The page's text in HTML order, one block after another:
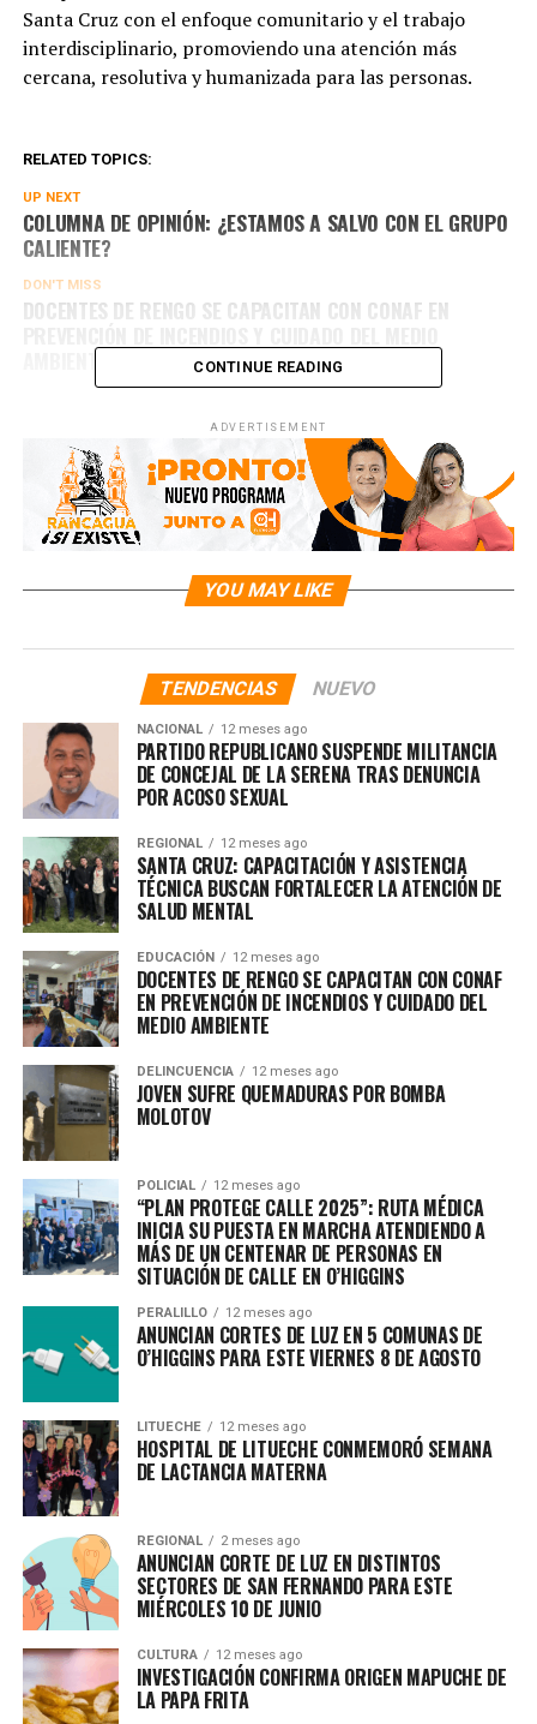
Santa Cruz con el enfoque comunitario y el trabajo
interdisciplinario, promoviendo una atención más
cercana, resolutiva y humanizada para las personas.
RELATED TOPICS:
UP NEXT
COLUMNA DE OPINIÓN: ¿ESTAMOS A SALVO CON EL GRUPO
CALIENTE?
DON'T MISS
DOCENTES DE RENGO SE CAPACITAN CON CONAF EN
AMBIENTE
CONTINUE READING
ADVERTISEMENT
YOU MAY LIKE
TENDENCIAS NUEVO
NACIONAL 12 meses ago
PARTIDO REPUBLICANO SUSPENDE MILITANCIA
DE CONCEJAL DE LA SERENA TRAS DENUNCIA
POR ACOSO SEXUAL
REGIONAL 12 meses ago
SANTA CRUZ: CAPACITACIÓN Y ASISTENCIA
TÉCNICA BUSCAN FORTALECER LA ATENCIÓN DE
SALUD MENTAL
EDUCACIÓN 12 meses ago
DOCENTES DE RENGO SE CAPACITAN CON CONAF
EN PREVENCIÓN DE INCENDIOS Y CUIDADO DEL
MEDIO AMBIENTE
DELINCUENCIA 12 meses ago
JOVEN SUFRE QUEMADURAS POR BOMBA
MOLOTOV
POLICIAL 12 meses ago
“PLAN PROTEGE CALLE 2025”: RUTA MÉDICA
INICIA SU PUESTA EN MARCHA ATENDIENDO A
MÁS DE UN CENTENAR DE PERSONAS EN
SITUACIÓN DE CALLE EN O’HIGGINS
PERALILLO 12 meses ago
ANUNCIAN CORTES DE LUZ EN 5 COMUNAS DE
O’HIGGINS PARA ESTE VIERNES 8 DE AGOSTO
LITUECHE 12 meses ago
HOSPITAL DE LITUECHE CONMEMORÓ SEMANA
DE LACTANCIA MATERNA
REGIONAL 2 meses ago
ANUNCIAN CORTE DE LUZ EN DISTINTOS
SECTORES DE SAN FERNANDO PARA ESTE
MIÉRCOLES 10 DE JUNIO
CULTURA 12 meses ago
INVESTIGACIÓN CONFIRMA ORIGEN MAPUCHE DE
LA PAPA FRITA